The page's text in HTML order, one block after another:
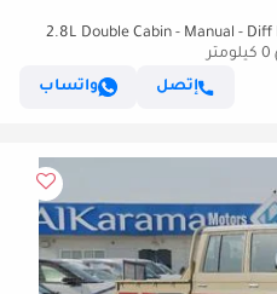
تويوتا لاند كروزر بيك آب 2.8L Double Cabin - Manual - Diff Lock - Power
0 كيلومتر
إتصل
واتساب